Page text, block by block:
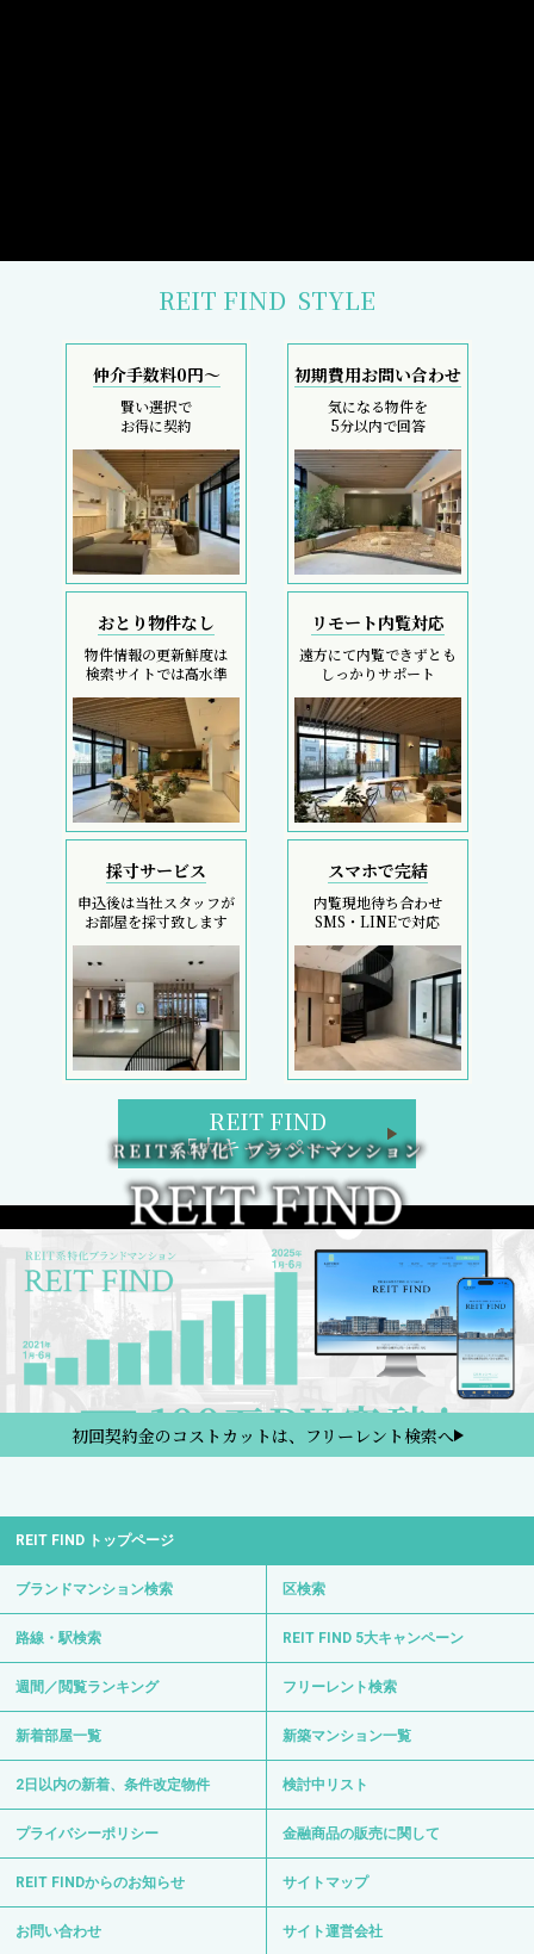
REIT FIND STYLE
仲介手数料0円～
賢い選択で
お得に契約
初期費用お問い合わせ
気になる物件を
5分以内で回答
おとり物件なし
物件情報の更新鮮度は
検索サイトでは高水準
リモート内覧対応
遠方にて内覧できずとも
しっかりサポート
採寸サービス
申込後は当社スタッフが
お部屋を採寸致します
スマホで完結
内覧現地待ち合わせ
SMS・LINEで対応
REIT FIND
5大キャンペーン
初回契約金のコストカットは、フリーレント検索へ
REIT FIND トップページ
ブランドマンション検索 区検索
路線・駅検索 REIT FIND 5大キャンペーン
週間／閲覧ランキング フリーレント検索
新着部屋一覧 新築マンション一覧
2日以内の新着、条件改定物件 検討中リスト
プライバシーポリシー 金融商品の販売に関して
REIT FINDからのお知らせ サイトマップ
お問い合わせ サイト運営会社